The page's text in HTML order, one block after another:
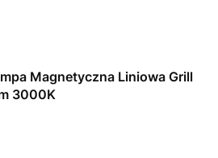
Magnetyczna Liniowa Grill
3000K